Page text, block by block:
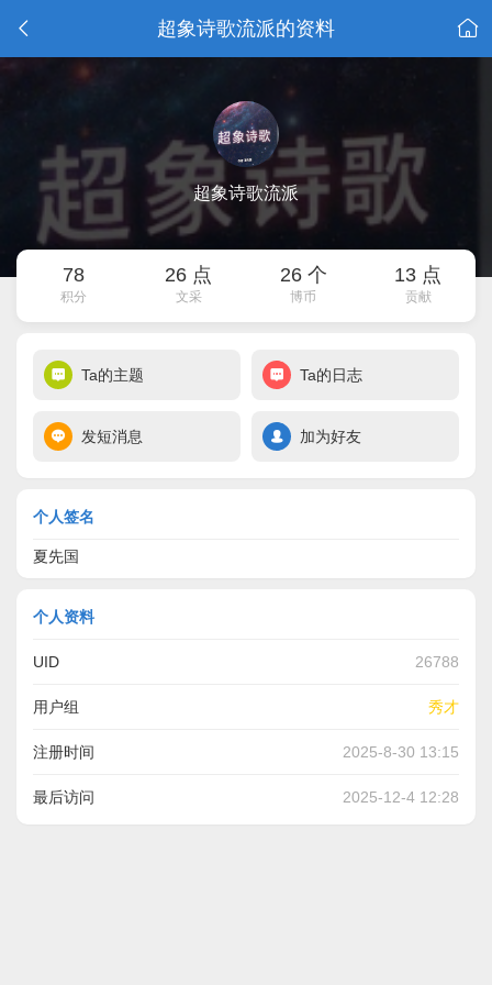
超象诗歌流派的资料
超象诗歌流派
78
积分
26 点
文采
26 个
博币
13 点
贡献
Ta的主题 Ta的日志
发短消息 加为好友
个人签名
夏先国
个人资料
UID 26788
用户组 秀才
注册时间 2025-8-30 13:15
最后访问 2025-12-4 12:28